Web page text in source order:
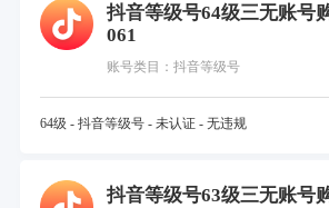
抖音等级号64级三无账号
061
账号类目：抖音等级号
64级 - 抖音等级号 - 未认证 - 无违规
抖音等级号63级三无账号